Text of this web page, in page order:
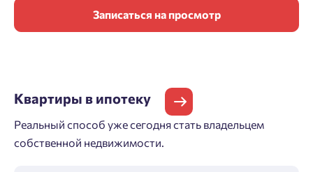
Записаться на просмотр
Квартиры в ипотеку
Реальный способ уже сегодня стать владельцем
собственной недвижимости.